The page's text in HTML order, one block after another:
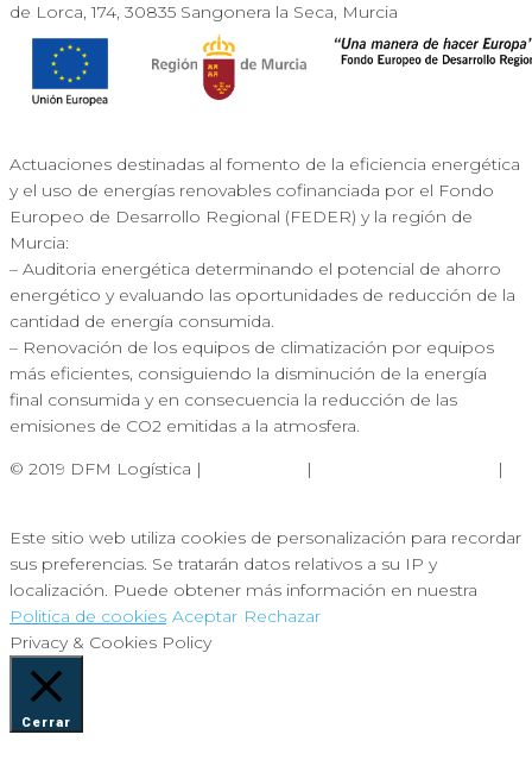
de Lorca, 174, 30835 Sangonera la Seca, Murcia
Actuaciones destinadas al fomento de la eficiencia energética
y el uso de energías renovables cofinanciada por el Fondo
Europeo de Desarrollo Regional (FEDER) y la región de
Murcia:
– Auditoria energética determinando el potencial de ahorro
energético y evaluando las oportunidades de reducción de la
cantidad de energía consumida.
– Renovación de los equipos de climatización por equipos
más eficientes, consiguiendo la disminución de la energía
final consumida y en consecuencia la reducción de las
emisiones de CO2 emitidas a la atmosfera.
© 2019 DFM Logística |
|
|
Este sitio web utiliza cookies de personalización para recordar
sus preferencias. Se tratarán datos relativos a su IP y
localización. Puede obtener más información en nuestra
Politica de cookies Aceptar Rechazar
Privacy & Cookies Policy
Cerrar